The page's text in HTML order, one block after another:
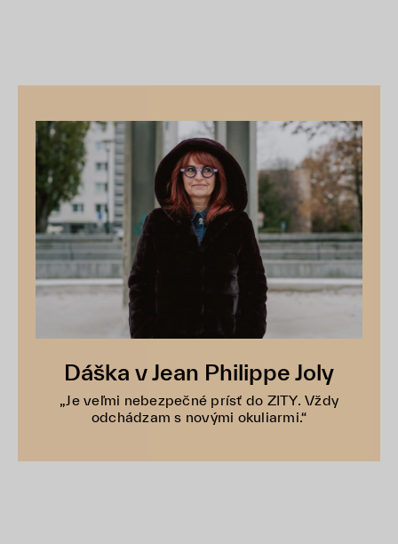
Dáška v Jean Philippe Joly
„Je veľmi nebezpečné prísť do ZITY. Vždy
odchádzam s novými okuliarmi.“